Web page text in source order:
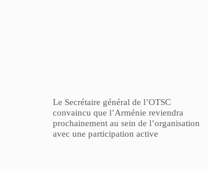
Le Secrétaire général de l’OTSC
convaincu que l’Arménie reviendra
prochainement au sein de l’organisation
avec une participation active